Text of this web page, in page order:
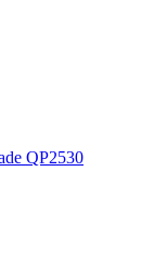
QP2530